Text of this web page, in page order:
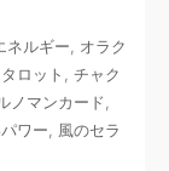
ネルギー
オラク
タロット
チャク
ノマンカード
ワー
風のセラ